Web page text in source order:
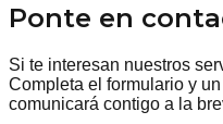
Ponte en
Si te interesan nuestros
Completa el formulario y
comunicará contigo a la